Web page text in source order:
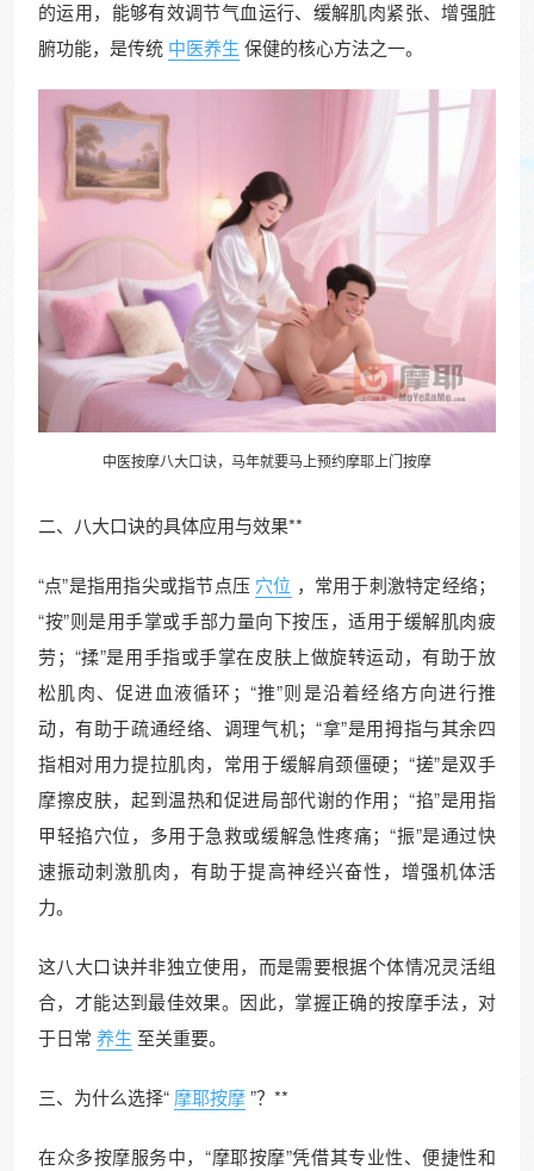
的运用，能够有效调节气血运行、缓解肌肉紧张、增强脏
腑功能，是传统 中医养生 保健的核心方法之一。
中医按摩八大口诀，马年就要马上预约摩耶上门按摩
二、八大口诀的具体应用与效果**
“点”是指用指尖或指节点压 穴位 ，常用于刺激特定经络；
“按”则是用手掌或手部力量向下按压，适用于缓解肌肉疲
劳；“揉”是用手指或手掌在皮肤上做旋转运动，有助于放
松肌肉、促进血液循环；“推”则是沿着经络方向进行推
动，有助于疏通经络、调理气机；“拿”是用拇指与其余四
指相对用力提拉肌肉，常用于缓解肩颈僵硬；“搓”是双手
摩擦皮肤，起到温热和促进局部代谢的作用；“掐”是用指
甲轻掐穴位，多用于急救或缓解急性疼痛；“振”是通过快
速振动刺激肌肉，有助于提高神经兴奋性，增强机体活
力。
这八大口诀并非独立使用，而是需要根据个体情况灵活组
合，才能达到最佳效果。因此，掌握正确的按摩手法，对
于日常 养生 至关重要。
三、为什么选择“ 摩耶按摩”？**
在众多按摩服务中，“摩耶按摩”凭借其专业性、便捷性和